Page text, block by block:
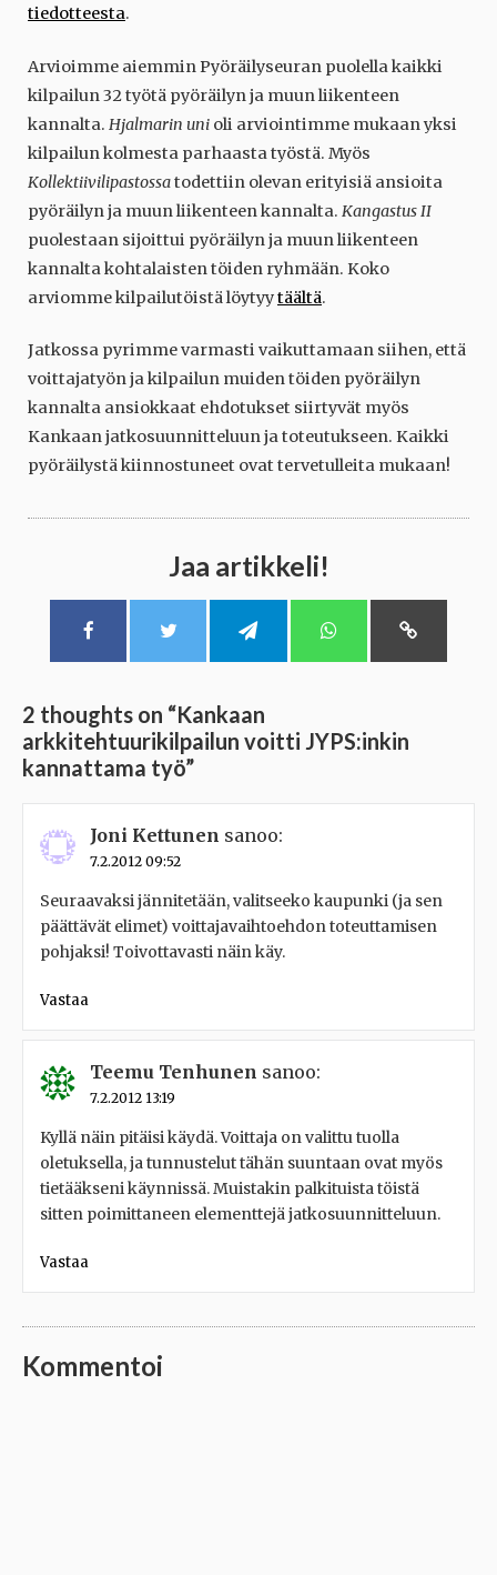
tiedotteesta.
Arvioimme aiemmin Pyöräilyseuran puolella kaikki
kilpailun 32 työtä pyöräilyn ja muun liikenteen
kannalta. Hjalmarin uni oli arviointimme mukaan yksi
kilpailun kolmesta parhaasta työstä. Myös
Kollektiivilipastossatodettiin olevan erityisiä ansioita
pyöräilyn ja muun liikenteen kannalta. Kangastus II
puolestaan sijoittui pyöräilyn ja muun liikenteen
kannalta kohtalaisten töiden ryhmään. Koko
arviomme kilpailutöistä löytyytäältä.
Jatkossa pyrimme varmasti vaikuttamaan siihen, että
voittajatyön ja kilpailun muiden töiden pyöräilyn
kannalta ansiokkaat ehdotukset siirtyvät myös
Kankaan jatkosuunnitteluun ja toteutukseen. Kaikki
pyöräilystä kiinnostuneet ovat tervetulleita mukaan!
Jaa artikkeli!
2 thoughts on “Kankaan
arkkitehtuurikilpailun voitti JYPS:inkin
kannattama työ”
Joni Kettunen sanoo:
7.2.2012 09:52
Seuraavaksi jännitetään, valitseeko kaupunki (ja sen
päättävät elimet) voittajavaihtoehdon toteuttamisen
pohjaksi! Toivottavasti näin käy.
Vastaa
Teemu Tenhunen sanoo:
7.2.2012 13:19
Kyllä näin pitäisi käydä. Voittaja on valittu tuolla
oletuksella, ja tunnustelut tähän suuntaan ovat myös
tietääkseni käynnissä. Muistakin palkituista töistä
sitten poimittaneen elementtejä jatkosuunnitteluun.
Vastaa
Kommentoi